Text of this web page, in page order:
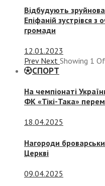
Відбудують
Епіфаній зустрівся
громади
12.01.2023
Prev Next Showing 1 Of
СПОРТ
На чемпіонаті
ФК «Тікі-Така»
18.04.2025
Нагороди
Церкві
09.04.2025